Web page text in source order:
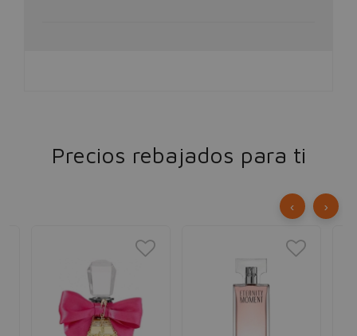
Precios rebajados para ti
‹ ›